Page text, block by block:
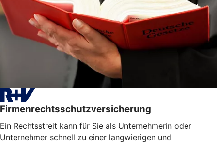
Firmenrechtsschutzversicherung
Ein Rechtsstreit kann für Sie als Unternehmerin oder
Unternehmer schnell zu einer langwierigen und